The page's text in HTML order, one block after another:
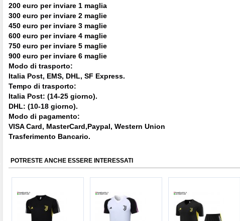
200 euro per inviare 1 maglia
300 euro per inviare 2 maglie
450 euro per inviare 3 maglie
600 euro per inviare 4 maglie
750 euro per inviare 5 maglie
900 euro per inviare 6 maglie
Modo di trasporto:
Italia Post, EMS, DHL, SF Express.
Tempo di trasporto:
Italia Post: (14-25 giorno).
DHL: (10-18 giorno).
Modo di pagamento:
VISA Card, MasterCard,Paypal, Western Union
Trasferimento Bancario.
POTRESTE ANCHE ESSERE INTERESSATI